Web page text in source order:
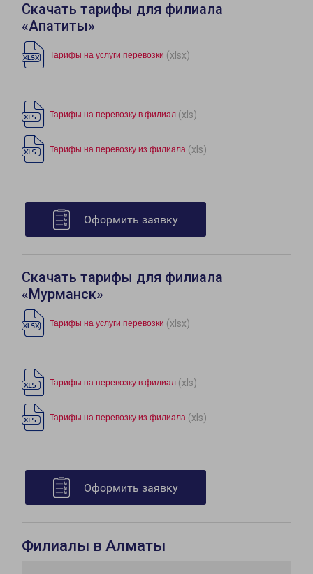
Скачать тарифы для филиала
«Апатиты»
Тарифы на услуги перевозки (xlsx)
Тарифы на перевозку в филиал (xls)
Тарифы на перевозку из филиала (xls)
Оформить заявку
Скачать тарифы для филиала
«Мурманск»
Тарифы на услуги перевозки (xlsx)
Тарифы на перевозку в филиал (xls)
Тарифы на перевозку из филиала (xls)
Оформить заявку
Филиалы в Алматы